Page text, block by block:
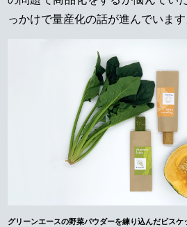
っかけで量産化の話が進んでいます
グリーンエースの野菜パウダーを練り込んだビスケ